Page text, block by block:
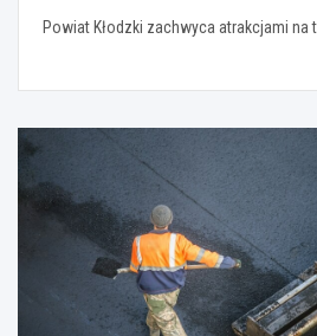
Powiat Kłodzki zachwyca atrakcjami